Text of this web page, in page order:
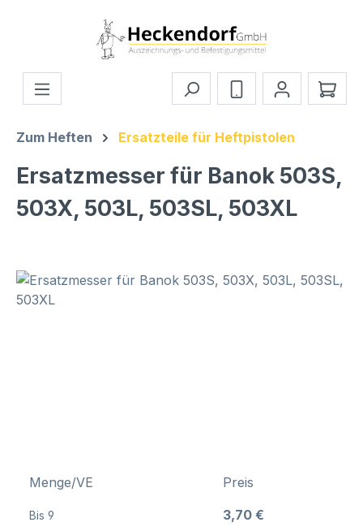
Zum Hauptinhalt springen
Zum Heften Ersatzteile für Heftpistolen
Ersatzmesser für Banok 503S,
503X, 503L, 503SL, 503XL
Bildergalerie überspringen
Menge/VE Preis
Bis 9 3,70 €